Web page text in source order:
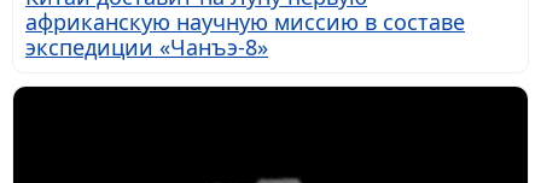
африканскую научную миссию в составе
экспедиции «Чанъэ-8»